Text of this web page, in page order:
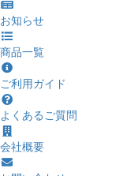
お知らせ
商品一覧
ご利用ガイド
よくあるご質問
会社概要